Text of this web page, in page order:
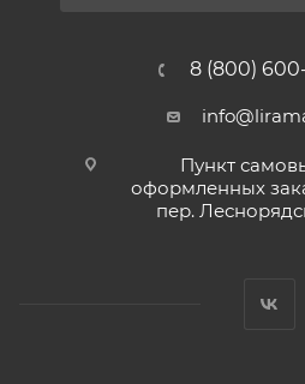
8 (800)
Пункт
оформленных
пер.